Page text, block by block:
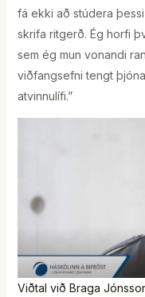
fá ekki að stúdera
skrifa ritgerð. Ég horfi
sem ég mun vonandi
viðfangsefni tengt
atvinnulífi.”
Viðtal við Braga